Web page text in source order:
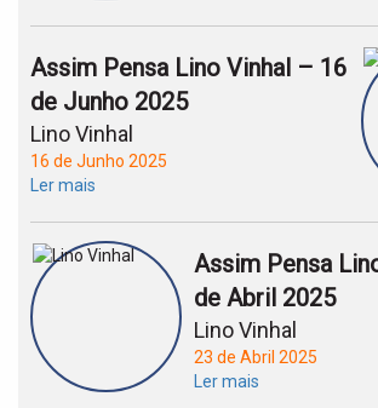
Assim Pensa Lino Vinhal – 16
de Junho 2025
Lino Vinhal
16 de Junho 2025
Ler mais
Assim Pensa
de Abril 2025
Lino Vinhal
23 de Abril 2025
Ler mais